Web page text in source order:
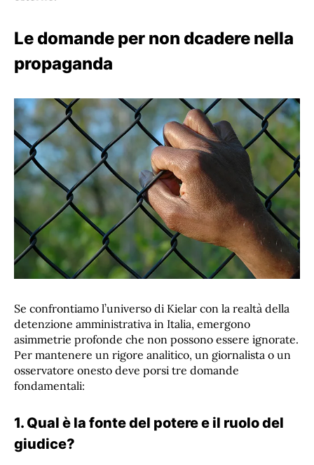
Le domande per non dcadere nella
propaganda
Se confrontiamo l’universo di Kielar con la realtà della
detenzione amministrativa in Italia, emergono
asimmetrie profonde che non possono essere ignorate.
Per mantenere un rigore analitico, un giornalista o un
osservatore onesto deve porsi tre domande
fondamentali:
1. Qual è la fonte del potere e il ruolo del
giudice?